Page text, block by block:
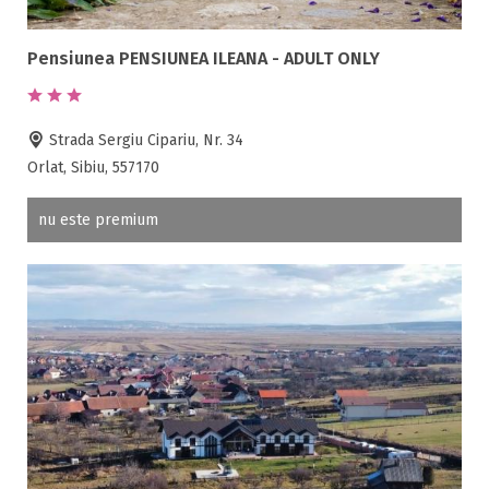
Fax
Ferma proprie
Gradina / curte
Gratar
Inchirieri biciclete
Jacuzzi
Livada
Living
Loc de joaca
Masaj
Netflix
Partie SKI
Pat bebelus
Pensiunea PENSIUNEA ILEANA - ADULT ONLY
Strada Sergiu Cipariu, Nr. 34
Orlat, Sibiu, 557170
nu este premium